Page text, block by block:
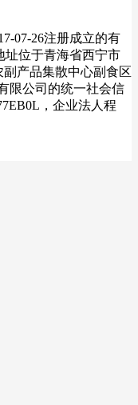
07-26注册成立的有
址位于青海省西宁市
产品集散中心副食区
限公司的统一社会信
，企业法人程